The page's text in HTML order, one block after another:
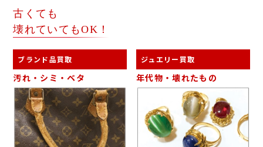
古くても
壊れていてもOK！
ブランド品買取
汚れ・シミ・ベタ
ジュエリー買取
年代物・壊れたもの